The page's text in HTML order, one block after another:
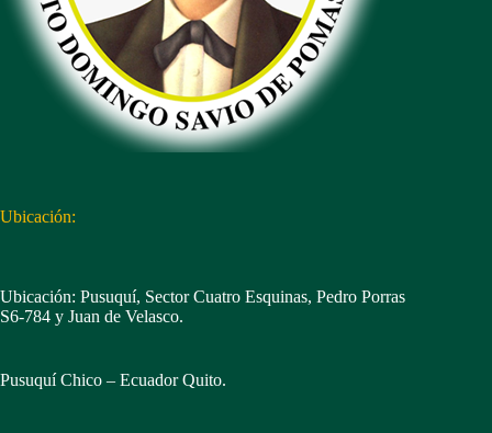
Ubicación:
Ubicación: Pusuquí, Sector Cuatro Esquinas, Pedro Porras
S6-784 y Juan de Velasco.
Pusuquí Chico – Ecuador Quito.